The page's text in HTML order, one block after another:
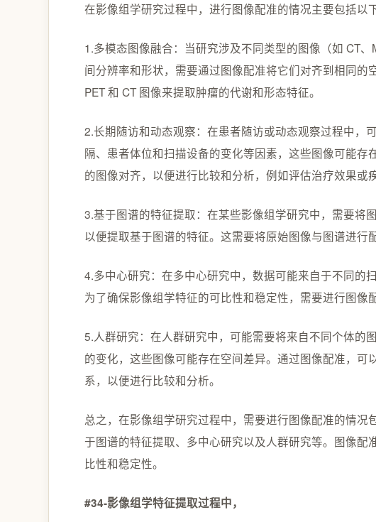
在影像组学研究过程中，进行图像配准的情况主要包括以下
1.多模态图像融合：当研究涉及不同类型的图像（如 CT
间分辨率和形状，需要通过图像配准将它们对齐到相同
PET 和 CT 图像来提取肿瘤的代谢和形态特征。
2.长期随访和动态观察：在患者随访或动态观察过程中，
隔、患者体位和扫描设备的变化等因素，这些图像可能
的图像对齐，以便进行比较和分析，例如评估治疗效果或
3.基于图谱的特征提取：在某些影像组学研究中，需要将
以便提取基于图谱的特征。这需要将原始图像与图谱进行
4.多中心研究：在多中心研究中，数据可能来自于不同的
为了确保影像组学特征的可比性和稳定性，需要进行图像
5.人群研究：在人群研究中，可能需要将来自不同个体的
的变化，这些图像可能存在空间差异。通过图像配准，
系，以便进行比较和分析。
总之，在影像组学研究过程中，需要进行图像配准的情
于图谱的特征提取、多中心研究以及人群研究等。图像
比性和稳定性。
#34-影像组学特征提取过程中，